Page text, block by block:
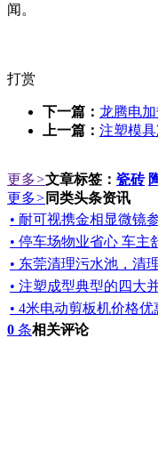
闻。
打赏
下一篇： 龙腾电
上一篇： 注塑模
更多>文章标签： 瓷砖
更多> 同类头条资讯
• 耐可视携金相显微镜
• 停车场物业省心 车主
• 东莞清理污水池，清
• 注塑成型典型的四大
• 4米电动剪板机价格优
0 条相关评论